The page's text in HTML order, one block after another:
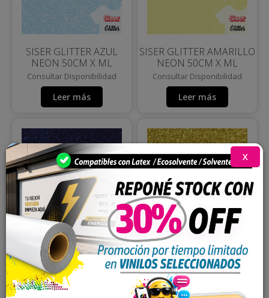
SISER GLITTER AZUL
NEON 50CM X ML
Consultar Disponibilidad
Leer más
SISER GLITTER AMARILLO
NEON 50CM X ML
Consultar Disponibilidad
Leer más
SISER GLITTER AZUL REAL
50CM X ML
Consultar Disponibilidad
Leer más
SISER GLITTER DORADO
50CM X ML
Consultar Disponibilidad
Leer más
X